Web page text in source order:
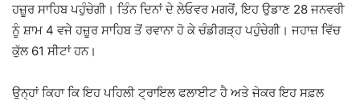
ਹਜ਼ੂਰ ਸਾਹਿਬ ਪਹੁੰਚੇਗੀ। ਤਿੰਨ ਦਿਨਾਂ ਦੇ ਲੇਓਵਰ ਮਗਰੋਂ, ਇਹ ਉਡਾਣ 28 ਜਨਵਰੀ
ਨੂੰ ਸ਼ਾਮ 4 ਵਜੇ ਹਜ਼ੂਰ ਸਾਹਿਬ ਤੋਂ ਰਵਾਨਾ ਹੋ ਕੇ ਚੰਡੀਗੜ੍ਹ ਪਹੁੰਚੇਗੀ। ਜਹਾਜ਼ ਵਿੱਚ
ਕੁੱਲ 61 ਸੀਟਾਂ ਹਨ।
ਉਨ੍ਹਾਂ ਕਿਹਾ ਕਿ ਇਹ ਪਹਿਲੀ ਟ੍ਰਾਇਲ ਫਲਾਈਟ ਹੈ ਅਤੇ ਜੇਕਰ ਇਹ ਸਫ਼ਲ